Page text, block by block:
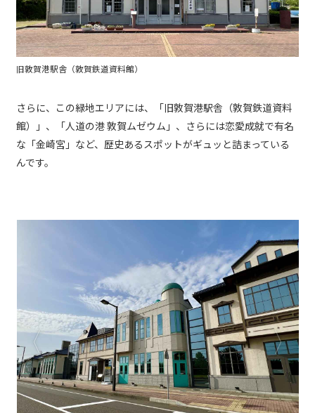
旧敦賀港駅舎（敦賀鉄道資料館）
さらに、この緑地エリアには、「旧敦賀港駅舎（敦賀鉄道資料
館）」、「人道の港 敦賀ムゼウム」、さらには恋愛成就で有名
な「金崎宮」など、歴史あるスポットがギュッと詰まっている
んです。